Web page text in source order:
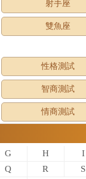
射手座
雙魚座
性格測試
智商測試
情商測試
G H
I
Q R S